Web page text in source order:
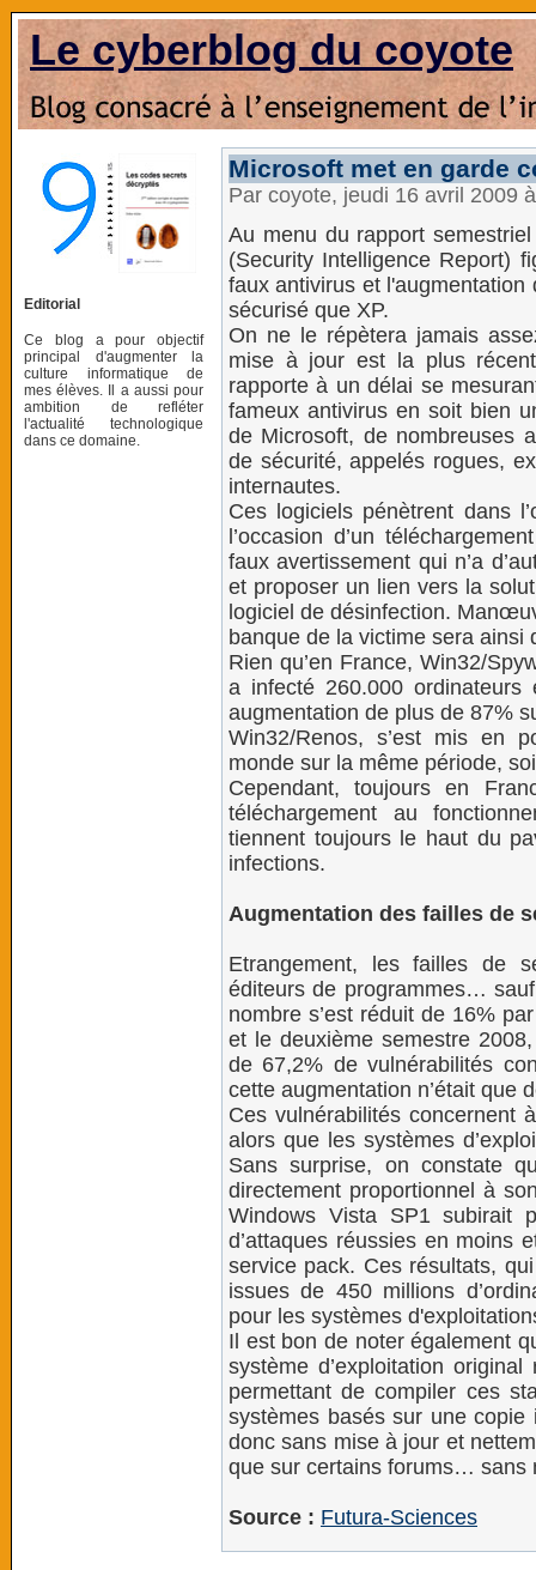
Le cyberblog du coyote
Editorial
Ce blog a pour objectif
principal d'augmenter la
culture informatique de
mes élèves. Il a aussi pour
ambition de refléter
l'actualité technologique
dans ce domaine.
Microsoft met en garde
Par coyote, jeudi 16 avril 2009
Au menu du rapport
(Security Intelligence Report)
faux antivirus et
sécurisé que XP.
On ne le répètera jamais
mise à jour est la plus
rapporte à un délai se
fameux antivirus en soit bien
de Microsoft, de nombreuses
de sécurité, appelés rogues,
internautes.
Ces logiciels pénètrent dans
l’occasion d’un
faux avertissement qui n’a
et proposer un lien vers la
logiciel de désinfection.
banque de la victime sera
Rien qu’en France, Win32/
a infecté 260.000
augmentation de plus de 87%
Win32/Renos, s’est mis en
monde sur la même période,
Cependant, toujours en
téléchargement au
tiennent toujours le haut du
infections.
Augmentation des failles de
Etrangement, les failles de
éditeurs de programmes…
nombre s’est réduit de 16%
et le deuxième semestre
de 67,2% de vulnérabilités
cette augmentation n’était que
Ces vulnérabilités concernent
alors que les systèmes
Sans surprise, on constate
directement proportionnel à
Windows Vista SP1 subirait
d’attaques réussies en moins
service pack. Ces résultats,
issues de 450 millions
pour les systèmes
Il est bon de noter également
système d’exploitation
permettant de compiler ces
systèmes basés sur une
donc sans mise à jour et
que sur certains forums… sans
Source : Futura-Sciences